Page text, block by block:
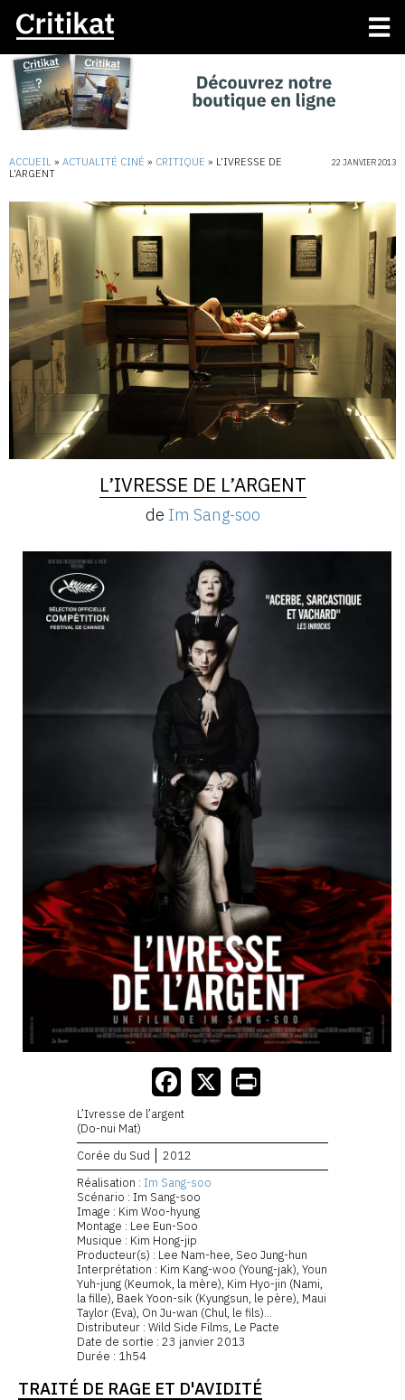
ACCUEIL » ACTUALITÉ CINÉ » CRITIQUE » L’IVRESSE DE
L’ARGENT
22 JANVIER 2013
L’IVRESSE DE L’ARGENT
de Im Sang-soo
L’Ivresse de l’argent
(Do-nui Mat)
Corée du Sud
2012
Réalisation : Im Sang-soo
Scénario : Im Sang-soo
Image : Kim Woo-hyung
Montage : Lee Eun-Soo
Musique : Kim Hong-jip
Producteur(s) : Lee Nam-hee, Seo Jung-hun
Interprétation : Kim Kang-woo (Young-jak), Youn
Yuh-jung (Keumok, la mère), Kim Hyo-jin (Nami,
la fille), Baek Yoon-sik (Kyungsun, le père), Maui
Taylor (Eva), On Ju-wan (Chul, le fils)…
Distributeur : Wild Side Films, Le Pacte
Date de sortie : 23 janvier 2013
Durée : 1h54
TRAITÉ DE RAGE ET D'AVIDITÉ